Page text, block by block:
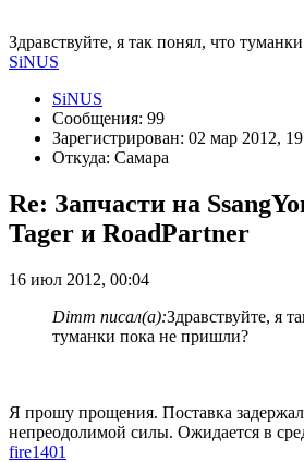
Здравствуйте, я так понял, что
SiNUS
SiNUS
Сообщения: 99
Зарегистрирован: 02 мар 2012,
Откуда: Самара
Re: Запчасти на
Tager и RoadPartner
16 июл 2012, 00:04
Dimm писал(а):Здравствуйте, я
туманки пока не пришли?
Я прошу прощения. Поставка
непреодолимой силы. Ожидается в
fire1401